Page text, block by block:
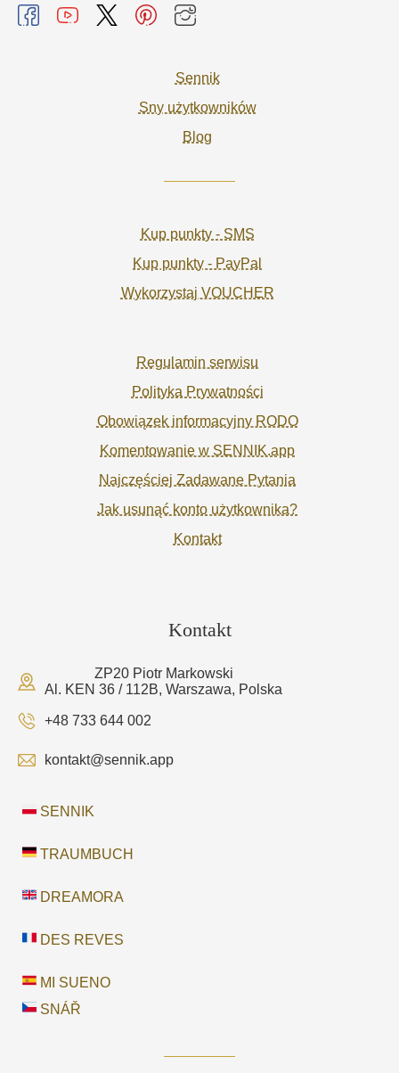
Sennik
Sny użytkowników
Blog
Kup punkty - SMS
Kup punkty - PayPal
Wykorzystaj VOUCHER
Regulamin serwisu
Polityka Prywatności
Obowiązek informacyjny RODO
Komentowanie w SENNIK.app
Najczęściej Zadawane Pytania
Jak usunąć konto użytkownika?
Kontakt
Kontakt
ZP20 Piotr Markowski
Al. KEN 36 / 112B, Warszawa, Polska
+48 733 644 002
kontakt@sennik.app
SENNIK
TRAUMBUCH
DREAMORA
DES REVES
MI SUENO
SNÁŘ